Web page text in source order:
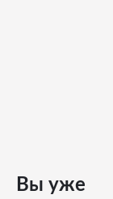
Вы уже